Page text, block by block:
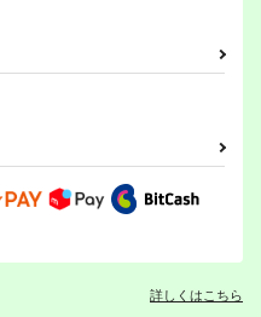
詳しくはこちら